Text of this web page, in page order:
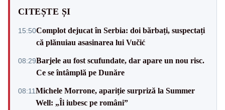
CITEȘTE ȘI
15:50Complot dejucat în Serbia: doi bărbați, suspectați
că plănuiau asasinarea lui Vučić
08:29Barjele au fost scufundate, dar apare un nou risc.
Ce se întâmplă pe Dunăre
08:11Michele Morrone, apariție surpriză la Summer
Well: „Îi iubesc pe români”